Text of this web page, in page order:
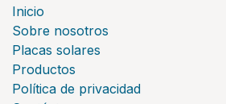
Inicio
Sobre nosotros
Placas solares
Productos
Política de privacidad